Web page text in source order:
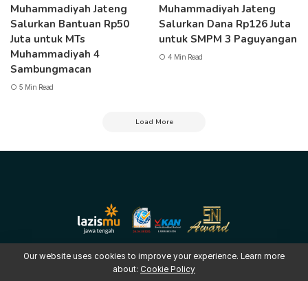
Muhammadiyah Jateng
Salurkan Bantuan Rp50
Juta untuk MTs
Muhammadiyah 4
Sambungmacan
5 Min Read
Muhammadiyah Jateng
Salurkan Dana Rp126 Juta
untuk SMPM 3 Paguyangan
4 Min Read
Load More
Copyright © 2025 LAZISMU Pimpinan Wilayah Muhammadiyah Jawa
Our website uses cookies to improve your experience. Learn more
about: Cookie Policy